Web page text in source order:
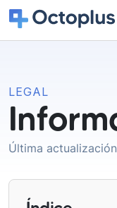
LEGAL
Última